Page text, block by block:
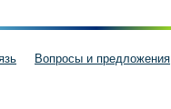
Вопросы и предложения